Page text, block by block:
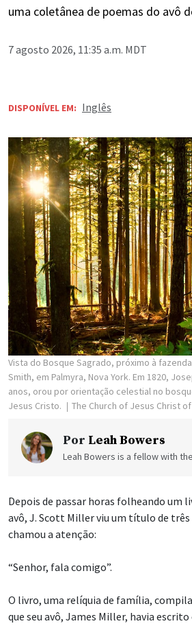
uma coletânea de poemas do avô
7 agosto 2026, 11:35 a.m. MDT
DISPONÍVEL EM: Inglês
Vista do Bosque Sagrado, próximo à
Smith, em Palmyra, Nova York. Em 1820,
anos, orou por orientação celestial no
Jesus Cristo.
The Church of Jesus Christ
Por Leah Bowers
Leah Bowers is a fellow with
Depois de passar horas folheando um
avô, J. Scott Miller viu um título de três
chamou a atenção:
“Senhor, fala comigo”.
O livro, uma relíquia de família,
que seu avô, James Miller, havia